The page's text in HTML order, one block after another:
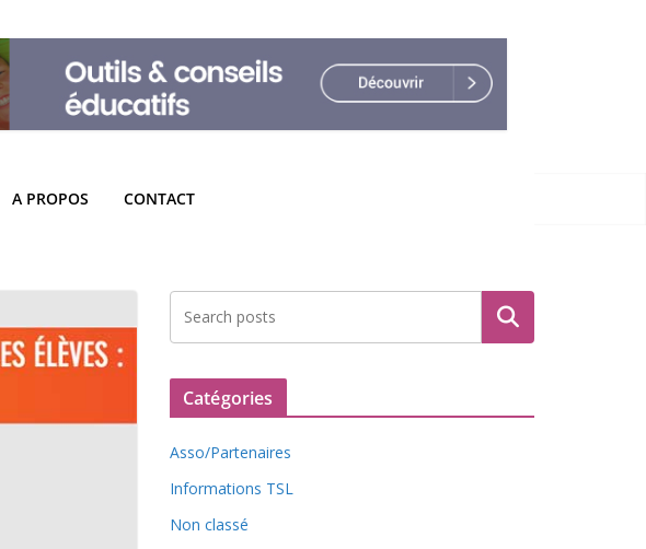
A PROPOS CONTACT
Rechercher
Catégories
Asso/Partenaires
Informations TSL
Non classé